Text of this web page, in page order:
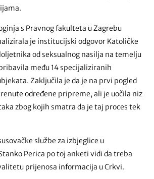
s Pravnog fakulteta u Zagrebu
je institucijski odgovor Katoličke
od seksualnog nasilja na temelju
među 14 specijaliziranih
Zaključila je da je na prvi pogled
određene pripreme, ali je uočila niz
zbog kojih smatra da je taj proces tek
službe za izbjeglice u
Perica po toj anketi vidi da treba
prijenosa informacija u Crkvi.